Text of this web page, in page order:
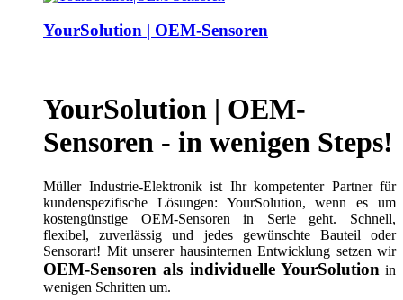
YourSolution | OEM-Sensoren
YourSolution | OEM-
Sensoren - in wenigen Steps!
Müller Industrie-Elektronik ist Ihr kompetenter Partner für
kundenspezifische Lösungen: YourSolution, wenn es um
kostengünstige OEM-Sensoren in Serie geht. Schnell,
flexibel, zuverlässig und jedes gewünschte Bauteil oder
Sensorart! Mit unserer hausinternen Entwicklung setzen wir
OEM-Sensoren als individuelle YourSolution in
wenigen Schritten um.